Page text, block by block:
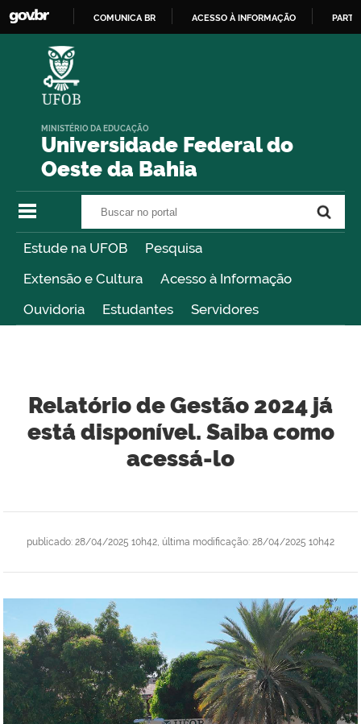
COMUNICA BR ACESSO À INFORMAÇÃO
Universidade Federal do
Oeste da Bahia
MINISTÉRIO DA EDUCAÇÃO
Estude na UFOB
Pesquisa
Extensão e Cultura
Acesso à Informação
Ouvidoria
Estudantes Servidores
Relatório de Gestão 2024 já
está disponível. Saiba como
acessá-lo
publicado: 28/04/2025 10h42 última modificação: 28/04/2025 10h42